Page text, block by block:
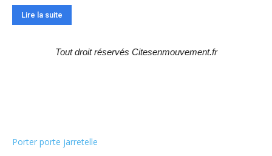
Lire la suite
Tout droit réservés Citesenmouvement.fr
Porter porte jarretelle